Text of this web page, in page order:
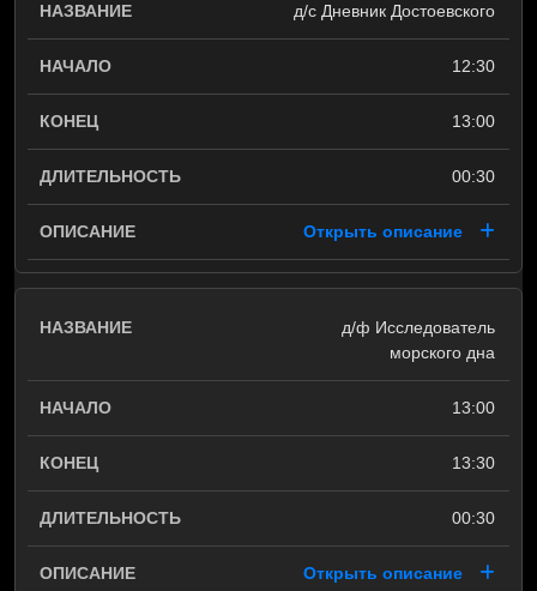
д/с Дневник Достоевского
12:30
13:00
00:30
Открыть описание
д/ф Исследователь
морского дна
13:00
13:30
00:30
Открыть описание